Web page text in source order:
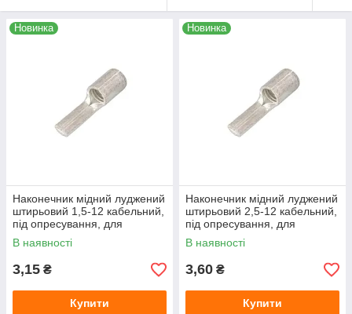
кабельные наконечники силовые штыревые плоские перед
приобретает более высокую пластичность, что обеспечивает
высокие электрические и механические показатели
контактных соединений.
Новинка
Наконечник мідний луджений
штирьовий 1,5-12 кабельний,
під опресування, для
проводу 1,5 мм², довжина 12
мм
В наявності
3,15 ₴
Купити
Новинка
Наконечник мідний луджений
штирьовий 2,5-12 кабельний,
під опресування, для
проводу 2,5 мм², довжина 12
мм
В наявності
3,60 ₴
Купити